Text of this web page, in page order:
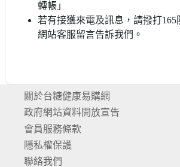
轉帳」
若有接獲來電及訊息，請撥打165
網站客服留言告訴我們。
關於台糖健康易購網
政府網站資料開放宣告
會員服務條款
隱私權保護
聯絡我們